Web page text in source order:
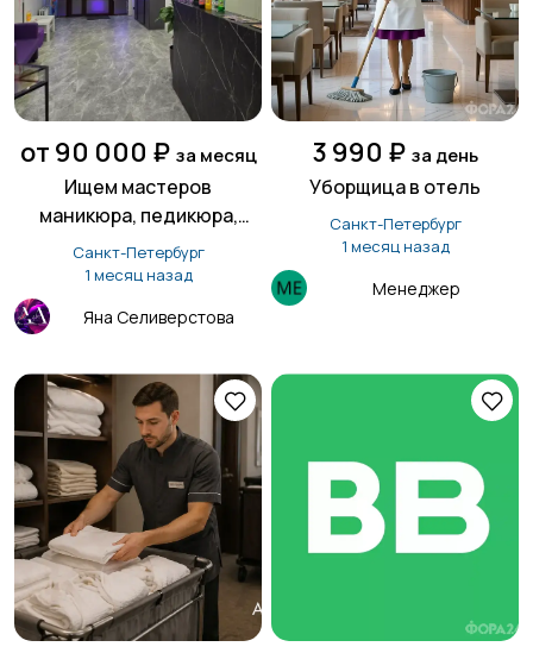
от 90 000 ₽ за месяц
Ищем мастеров
мaникюра, пeдикюра,
лешмейкера.
Санкт-Петербург
1 месяц назад
Яна Селиверстова
3 990 ₽ за день
Уборщица в отель
Санкт-Петербург
1 месяц назад
Менеджер